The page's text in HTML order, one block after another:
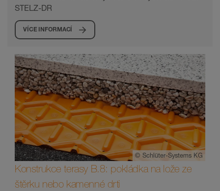
STELZ-DR
VÍCE INFORMACÍ
© Schlüter-Systems KG
Konstrukce terasy B.8: pokládka na lože ze
štěrku nebo kamenné drti